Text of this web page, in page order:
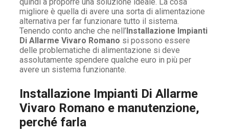
migliore è quella di avere una sorta di alimentazione
alternativa per far funzionare tutto il sistema.
Tenendo conto anche che nell’Installazione Impianti
Di Allarme Vivaro Romano si possono essere
delle problematiche di alimentazione si deve
assolutamente spendere qualche euro in più per
avere un sistema funzionante.
Installazione Impianti Di Allarme
Vivaro Romano e manutenzione,
perché farla